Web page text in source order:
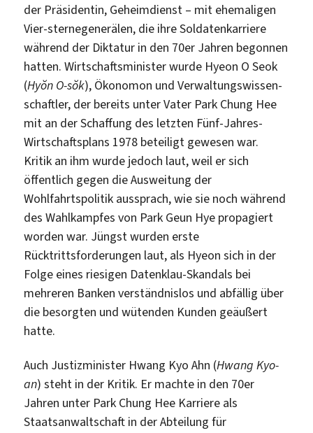
der Präsidentin, Geheimdienst – mit ehemaligen
Vier-sternegenerälen, die ihre Soldatenkarriere
während der Diktatur in den 70er Jahren begonnen
hatten. Wirtschaftsminister wurde Hyeon O Seok
(Hyŏn O-sŏk), Ökonomon und Verwaltungswissen-
schaftler, der bereits unter Vater Park Chung Hee
mit an der Schaffung des letzten Fünf-Jahres-
Wirtschaftsplans 1978 beteiligt gewesen war.
Kritik an ihm wurde jedoch laut, weil er sich
öffentlich gegen die Ausweitung der
Wohlfahrtspolitik aussprach, wie sie noch während
des Wahlkampfes von Park Geun Hye propagiert
worden war. Jüngst wurden erste
Rücktrittsforderungen laut, als Hyeon sich in der
Folge eines riesigen Datenklau-Skandals bei
mehreren Banken verständnislos und abfällig über
die besorgten und wütenden Kunden geäußert
hatte.
Auch Justizminister Hwang Kyo Ahn (Hwang Kyo-
an) steht in der Kritik. Er machte in den 70er
Jahren unter Park Chung Hee Karriere als
Staatsanwaltschaft in der Abteilung für